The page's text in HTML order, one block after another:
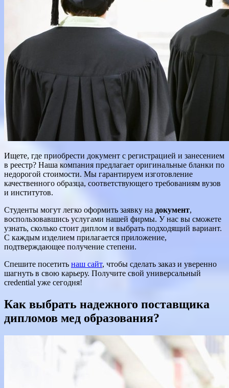
Ищете, где приобрести документ с регистрацией и занесением
в реестр? Наша компания предлагает оригинальные бланки по
недорогой стоимости. Мы гарантируем изготовление
качественного образца, соответствующего требованиям вузов
и институтов.
Студенты могут легко оформить заявку на документ,
воспользовавшись услугами нашей фирмы. У нас вы сможете
узнать, сколько стоит диплом и выбрать подходящий вариант.
С каждым изделием прилагается приложение,
подтверждающее получение степени.
Спешите посетить наш сайт, чтобы сделать заказ и уверенно
шагнуть в свою карьеру. Получите свой универсальный
credential уже сегодня!
Как выбрать надежного поставщика
дипломов мед образования?